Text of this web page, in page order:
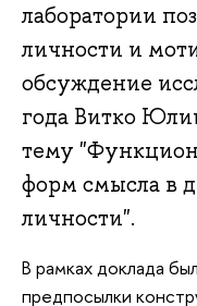
лаборатории
личности и
обсуждение
года Витко
тему
форм смысла в
личности".
В рамках доклада
предпосылки